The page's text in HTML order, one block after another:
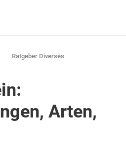
Ratgeber Diverses
Arten,